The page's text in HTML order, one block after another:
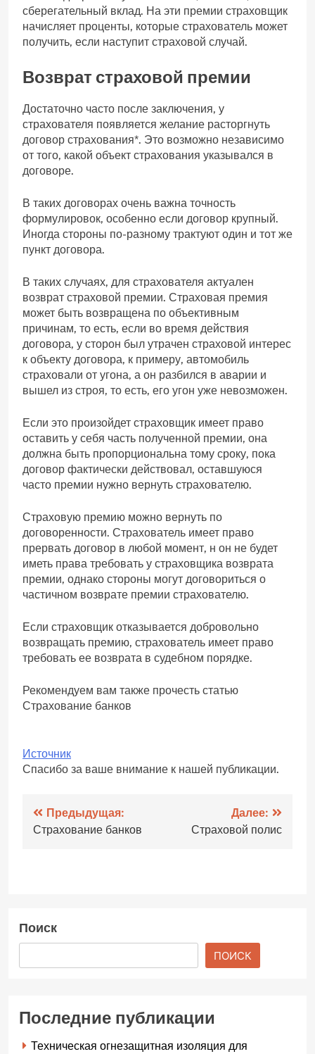
сберегательный вклад. На эти премии страховщик
начисляет проценты, которые страхователь может
получить, если наступит страховой случай.
Возврат страховой премии
Достаточно часто после заключения, у
страхователя появляется желание расторгнуть
договор страхования*. Это возможно независимо
от того, какой объект страхования указывался в
договоре.
В таких договорах очень важна точность
формулировок, особенно если договор крупный.
Иногда стороны по-разному трактуют один и тот же
пункт договора.
В таких случаях, для страхователя актуален
возврат страховой премии. Страховая премия
может быть возвращена по объективным
причинам, то есть, если во время действия
договора, у сторон был утрачен страховой интерес
к объекту договора, к примеру, автомобиль
страховали от угона, а он разбился в аварии и
вышел из строя, то есть, его угон уже невозможен.
Если это произойдет страховщик имеет право
оставить у себя часть полученной премии, она
должна быть пропорциональна тому сроку, пока
договор фактически действовал, оставшуюся
часто премии нужно вернуть страхователю.
Страховую премию можно вернуть по
договоренности. Страхователь имеет право
прервать договор в любой момент, н он не будет
иметь права требовать у страховщика возврата
премии, однако стороны могут договориться о
частичном возврате премии страхователю.
Если страховщик отказывается добровольно
возвращать премию, страхователь имеет право
требовать ее возврата в судебном порядке.
Рекомендуем вам также прочесть статью
Страхование банков
Источник
Спасибо за ваше внимание к нашей публикации.
Навигация
по
Предыдущая:
Страхование банков
Далее:
Страховой полис
Поиск
ПОИСК
Последние публикации
Техническая огнезащитная изоляция для